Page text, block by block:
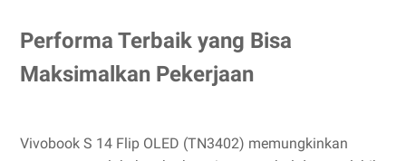
Performa Terbaik yang Bisa
Maksimalkan Pekerjaan
Vivobook S 14 Flip OLED (TN3402) memungkinkan